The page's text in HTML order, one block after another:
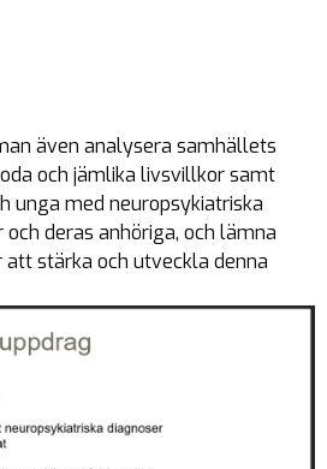
även analysera samhällets
och jämlika livsvillkor samt
unga med neuropsykiatriska
deras anhöriga, och lämna
stärka och utveckla denna